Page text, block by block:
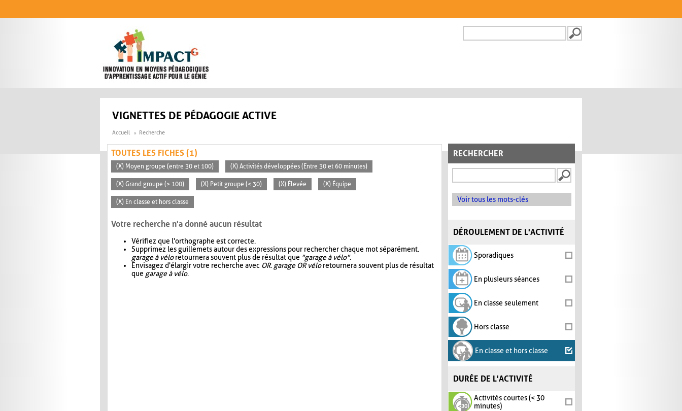
FORMULAIRE DE
VIGNETTES DE PÉDAGOGIE ACTIVE
Accueil Recherche
RECHERCHER
Voir tous les mots-clés
DÉROULEMENT DE L'ACTIVITÉ
Sporadiques
En plusieurs séances
En classe seulement
Hors classe
En classe et hors classe
DURÉE DE L'ACTIVITÉ
Activités courtes (< 30
minutes)
TOUTES LES FICHES (1)
(X) Moyen groupe (entre 30 et 100) (X) Activités développées (Entre 30 et 60 minutes)
(X) Grand groupe (> 100) (X) Petit groupe (< 30) (X) Élevée (X) Équipe
(X) En classe et hors classe
Votre recherche n'a donné aucun résultat
Vérifiez que l'orthographe est correcte.
Supprimez les guillemets autour des expressions pour rechercher chaque mot séparément.
garage à véloretournera souvent plus de résultat que "garage à vélo".
Envisagez d'élargir votre recherche avec OR. garage OR véloretournera souvent plus de résultat
que garage à vélo.